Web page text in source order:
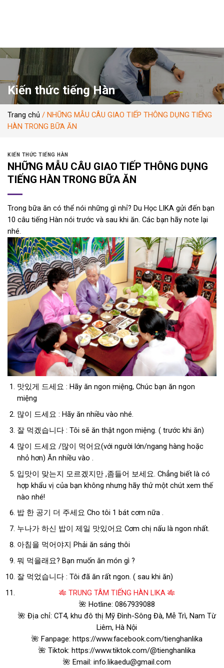
Kiến thức tiếng Hàn
Trang chủ / NHỮNG MẪU CÂU GIAO TIẾP THÔNG DỤNG TIẾNG
HÀN TRONG BỮA ĂN
KIẾN THỨC TIẾNG HÀN
NHỮNG MẪU CÂU GIAO TIẾP THÔNG DỤNG
TIẾNG HÀN TRONG BỮA ĂN
Trong bữa ăn có thể nói những gì nhỉ? Du Học LIKA gửi đến bạn
10 câu tiếng Hàn nói trước và sau khi ăn. Các bạn hãy note lại
nhé.
맛있게 드세요 : Hãy ăn ngon miệng, Chúc bạn ăn ngon
miệng
많이 드세요 : Hãy ăn nhiều vào nhé.
잘 먹겠습니다 : Tôi sẽ ăn thật ngon miệng. ( trước khi ăn)
많이 드세요 /많이 먹어요(với người lớn/ngang hàng hoặc
nhỏ hơn) Ăn nhiều vào .
입맛이 맞는지 모르겠지만 ,좀들어 보세요. Chẳng biết là có
hợp khẩu vị của bạn không nhưng hãy thử một chút xem thế
nào nhé!
밥 한 공기 더 주세요 Cho tôi 1 bát cơm nữa .
누나가 하신 밥이 제일 맛있어요 Cơm chị nấu là ngon nhất.
아침을 먹어야지 Phải ăn sáng thôi
뭐 먹을래요? Bạn muốn ăn món gì ?
잘 먹었습니다 : Tôi đã ăn rất ngon. ( sau khi ăn)
🎋 TRUNG TÂM TIẾNG HÀN LIKA 🎋
🌺 Hotline: 0867939088
🌺 Địa chỉ: CT4, khu đô thị Mỹ Đình-Sông Đà, Mễ Trì, Nam Từ
Liêm, Hà Nội
🌺 Fanpage: https://www.facebook.com/tienghanlika
🌺 Tiktok: https://www.tiktok.com/@tienghanlika
🌺 Email: info.likaedu@gmail.com